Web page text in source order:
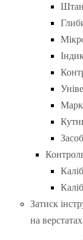
Затиск
на верстатах